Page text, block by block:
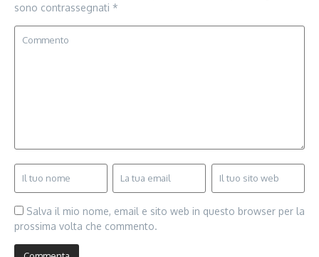
sono contrassegnati *
Salva il mio nome, email e sito web in questo browser per la
prossima volta che commento.